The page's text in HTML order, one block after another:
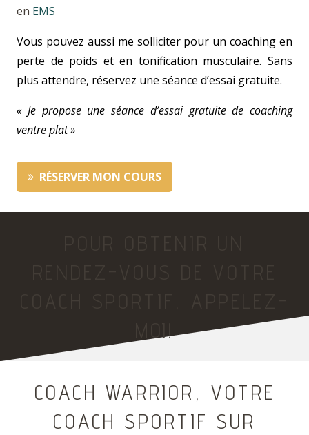
en EMS
Vous pouvez aussi me solliciter pour un coaching en
perte de poids et en tonification musculaire. Sans
plus attendre, réservez une séance d’essai gratuite.
« Je propose une séance d’essai gratuite de coaching
ventre plat »
RÉSERVER MON COURS
MOI!
COACH WARRIOR, VOTRE
COACH SPORTIF SUR